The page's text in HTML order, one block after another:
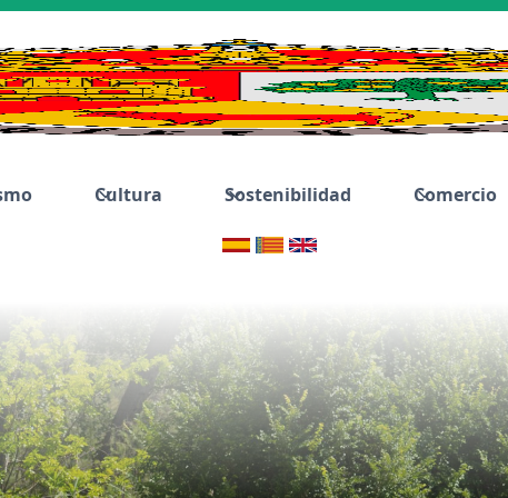
Cultura Sostenibilidad Comercio